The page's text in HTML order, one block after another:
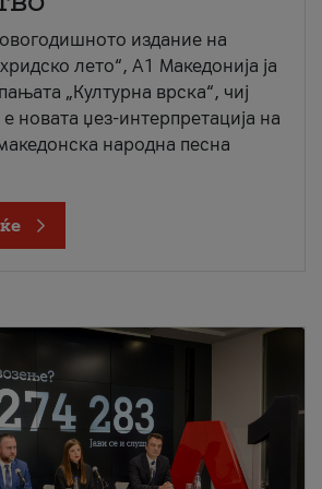
издание на
лето“, А1 Македонија ја
„Културна врска“, чиј
новата џез-интерпретација на
народна песна